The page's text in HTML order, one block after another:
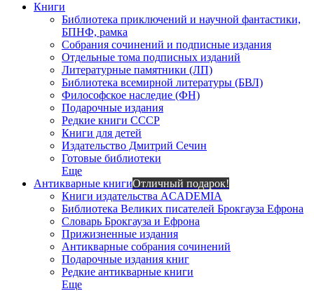
Книги
Библиотека приключений и научной фантастики,
БПНФ, рамка
Собрания сочинений и подписные издания
Отдельные тома подписных изданий
Литературные памятники (ЛП)
Библиотека всемирной литературы (БВЛ)
Философское наследие (ФН)
Подарочные издания
Редкие книги СССР
Книги для детей
Издательство Дмитрий Сечин
Готовые библиотеки
Еще
Антикварные книгиОтличный подарок!
Книги издательства ACADEMIA
Библиотека Великих писателей Брокгауза Ефрона
Словарь Брокгауза и Ефрона
Прижизненные издания
Антикварные собрания сочинений
Подарочные издания книг
Редкие антикварные книги
Еще